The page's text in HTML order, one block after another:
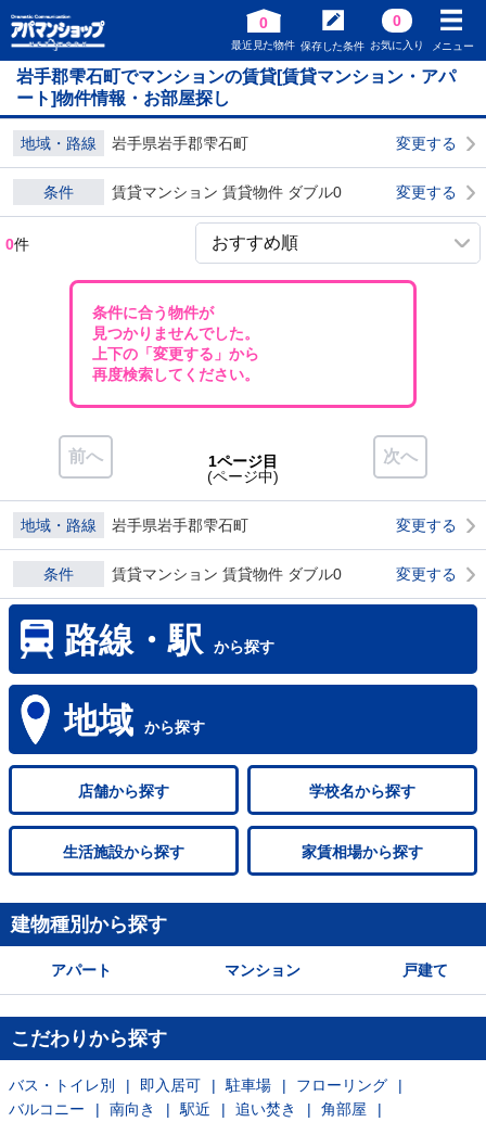
0
最近見た物件 保存した条件
0
お気に入り メニュー
岩手郡雫石町でマンションの賃貸[賃貸マンション・アパ
ート]物件情報・お部屋探し
地域・路線 岩手県岩手郡雫石町 変更する
条件 賃貸マンション 賃貸物件 ダブル0 変更する
0件
条件に合う物件が
見つかりませんでした。
上下の「変更する」から
再度検索してください。
前へ 次へ
1ページ目
(ページ中)
地域・路線 岩手県岩手郡雫石町 変更する
条件 賃貸マンション 賃貸物件 ダブル0 変更する
路線・駅 から探す
地域 から探す
店舗から探す 学校名から探す
生活施設から探す 家賃相場から探す
建物種別から探す
アパート マンション 戸建て
こだわりから探す
バス・トイレ別 即入居可 駐車場
フローリング
バルコニー
南向き 駅近 追い焚き
角部屋